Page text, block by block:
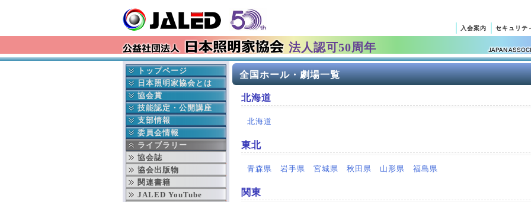
法人認可50周年
入会案内 セキュリテ
トップページ
最新情報
イベント情報
更新履歴
会長挨拶
本部より
入会 変更 退会
就業事故見舞金制度
日本照明家協会とは
協会の成立ち
協会の事業
年間行事予定
役員紹介
組織図
賛助会員連名
ディスクロージャー
文化芸術基本法
劇場法
協会賞
日本照明家協会賞
舞台部門
テレビ部門
過去の協会賞受賞者
協会賞データベース検索
技能認定・公開講座
中央講座
地域講座
支部情報
北海道支部
東北支部
東京支部
中部支部
関西支部
中国支部
委員会情報
公益委員会
財務委員会
技能認定委員会
次世代育成委員会
安全委員会
ライブラリー
協会誌
協会出版物
関連書籍
JALED YouTube
全国ホール・劇場一覧
北海道
北海道
東北
青森県 岩手県 宮城県 秋田県 山形県 福島県
関東